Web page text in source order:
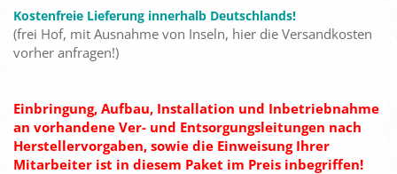
Kostenfreie Lieferung innerhalb Deutschlands!
(frei Hof, mit Ausnahme von Inseln, hier die Versandkosten
vorher anfragen!)
Einbringung, Aufbau, Installation und Inbetriebnahme
an vorhandene Ver- und Entsorgungsleitungen nach
Herstellervorgaben, sowie die Einweisung Ihrer
Mitarbeiter ist in diesem Paket im Preis inbegriffen!